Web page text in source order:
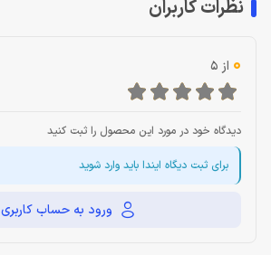
نظرات کاربران
0 از 5
دیدگاه خود در مورد این محصول را ثبت کنید
برای ثبت دیگاه ایندا باید وارد شوید
ورود به حساب کاربری